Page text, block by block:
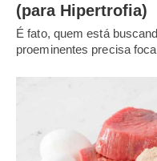
(para Hipertrofia)
É fato, quem está
proeminentes precisa